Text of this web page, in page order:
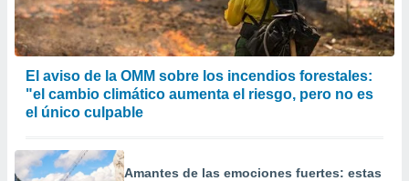
El aviso de la OMM sobre los incendios forestales:
"el cambio climático aumenta el riesgo, pero no es
el único culpable
Amantes de las emociones fuertes: estas